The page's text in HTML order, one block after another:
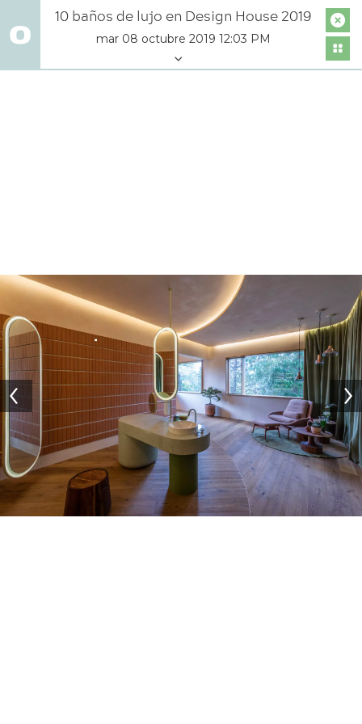
10 baños de lujo en Design House 2019
mar 08 octubre 2019 12:03 PM